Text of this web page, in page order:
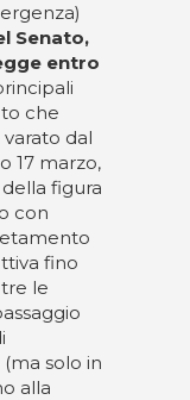
Senato,
entro
che
dal
17 marzo,
figura
con
fino
le
solo in
alla